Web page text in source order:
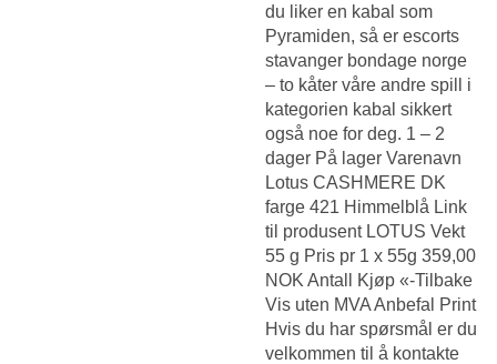
du liker en kabal som
Pyramiden, så er escorts
stavanger bondage norge
– to kåter våre andre spill i
kategorien kabal sikkert
også noe for deg. 1 – 2
dager På lager Varenavn
Lotus CASHMERE DK
farge 421 Himmelblå Link
til produsent LOTUS Vekt
55 g Pris pr 1 x 55g 359,00
NOK Antall Kjøp «-Tilbake
Vis uten MVA Anbefal Print
Hvis du har spørsmål er du
velkommen til å kontakte